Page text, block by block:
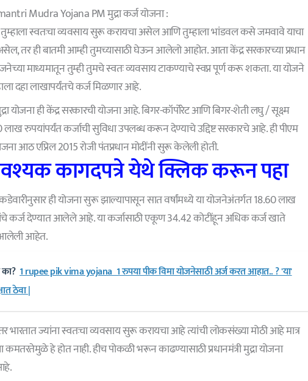
Mudra Yojana PM मुद्रा कर्ज योजना :
तुम्हाला स्वतःचा व्यवसाय सुरू करायचा असेल आणि तुम्हाला भांडवल कसे जमवावे याचा
तर ही बातमी आम्ही तुमच्यासाठी घेऊन आलेलो आहोत. आता केंद्र सरकारच्या प्रधान
माध्यमातून तुम्ही तुमचे स्वतः व्यवसाय टाकण्याचे स्वप्न पूर्ण करू शकता. या योजने
दहा लाखापर्यंतचे कर्ज मिळणार आहे.
योजना ही केंद्र सरकारची योजना आहे. बिगर-कॉर्पोरेट आणि बिगर-शेती लघु / सूक्ष्म
लाख रुपयांपर्यंत कर्जाची सुविधा उपलब्ध करून देण्याचे उद्दिष्ट सरकारचे आहे. ही पीएम
आठ एप्रिल 2015 रोजी पंतप्रधान मोदींनी सुरू केलेली होती.
कागदपत्रे येथे क्लिक करून पहा
ही योजना सुरू झाल्यापासून सात वर्षांमध्ये या योजनेअंतर्गत 18.60 लाख
कर्ज देण्यात आलेले आहे. या कर्जासाठी एकूण 34.42 कोटींहून अधिक कर्ज खाते
आहेत.
1 rupee pik vima yojana 1 रुपया पीक विमा योजनेसाठी अर्ज करत आहात.. ? 'या'
ठेवा |
भारतात ज्यांना स्वतःचा व्यवसाय सुरू करायचा आहे त्यांची लोकसंख्या मोठी आहे मात्र
कमतरतेमुळे हे होत नाही. हीच पोकळी भरून काढण्यासाठी प्रधानमंत्री मुद्रा योजना